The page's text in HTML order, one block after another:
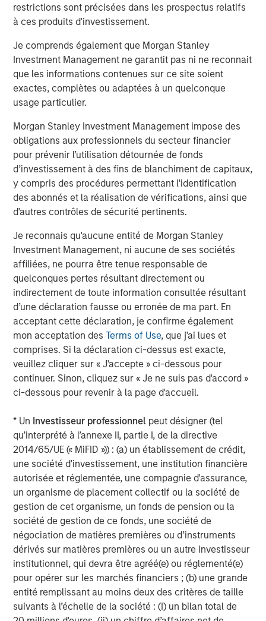
restrictions sont précisées dans les prospectus relatifs
à ces produits d'investissement.
Je comprends également que Morgan Stanley
Investment Management ne garantit pas ni ne reconnait
que les informations contenues sur ce site soient
exactes, complètes ou adaptées à un quelconque
usage particulier.
Morgan Stanley Investment Management impose des
obligations aux professionnels du secteur financier
pour prévenir l’utilisation détournée de fonds
d’investissement à des fins de blanchiment de capitaux,
y compris des procédures permettant l'identification
des abonnés et la réalisation de vérifications, ainsi que
d'autres contrôles de sécurité pertinents.
Je reconnais qu'aucune entité de Morgan Stanley
Investment Management, ni aucune de ses sociétés
affiliées, ne pourra être tenue responsable de
quelconques pertes résultant directement ou
indirectement de toute information consultée résultant
d’une déclaration fausse ou erronée de ma part. En
acceptant cette déclaration, je confirme également
mon acceptation desTerms of Use, que j'ai lues et
comprises. Si la déclaration ci-dessus est exacte,
veuillez cliquer sur « J'accepte » ci-dessous pour
continuer. Sinon, cliquez sur « Je ne suis pas d'accord »
ci-dessous pour revenir à la page d'accueil.
* Un Investisseur professionnel peut désigner (tel
qu’interprété à l’annexe II, partie I, de la directive
2014/65/UE (« MiFID »)) : (a) un établissement de crédit,
une société d'investissement, une institution financière
autorisée et réglementée, une compagnie d'assurance,
un organisme de placement collectif ou la société de
gestion de cet organisme, un fonds de pension ou la
société de gestion de ce fonds, une société de
négociation de matières premières ou d’instruments
dérivés sur matières premières ou un autre investisseur
institutionnel, qui devra être agréé(e) ou réglementé(e)
pour opérer sur les marchés financiers ; (b) une grande
entité remplissant au moins deux des critères de taille
suivants à l’échelle de la société : (I) un bilan total de
ARTICLE
Real Estate Midyear Outlook:
Constructive Amid Fluid Backdrop
The current macroenvironment remains resilient
markets. As inflation and energy prices keep
central banks hawkish, real estate continues to
offer attractive relative value, supported by a
25% repricing, durable income streams, and
constrained supply. In this environment,
diversified portfolios and selective asset-level
investing remain critical.
7 AOÛT 2026
Il ne peut être garanti qu’un portefeuille atteindra son objectif
d’investissement. Les portefeuilles sont soumis au risque de
marché, c’est-à-dire à la possibilité que la valeur des titres
détenus par le portefeuille diminue et que la valeur des actions
du portefeuille soit donc inférieure à celle que vous avez payée.
Les valeurs boursières peuvent varier quotidiennement en
fonction de facteurs économiques ou d’autre nature (par ex.
troubles sociaux) qui ont des répercussions sur les marchés, les
pays, les entreprises ou les gouvernements. Il est difficile de
prévoir le calendrier, la durée et les éventuels effets négatifs
(par ex. liquidité du portefeuille) liés à de tels événements. En
conséquence, ce portefeuille expose l’investisseur à des pertes
potentielles. L’allocation d’actifs/la diversification ne vous
protège pas contre une perte sur un marché particulier ;
cependant, elle vous permet de répartir ce risque entre
différentes catégories d’actifs. En général, la valeur des actions
varie en fonction des activités spécifiques d’une entreprise. Les
investissements sur les marchés étrangers s’accompagnent de
risques spécifiques, notamment des risques de change,
politiques, économiques et de marché. Les risques liés à
l’investissement dansPays émergents sont plus importants que
les risques associés aux investissements dans les pays
développés étrangers.Titres à revenu fixesont assujettis à la
capacité de l’émetteur d’effectuer en temps opportun les
paiements du capital et des intérêts (risque de crédit), aux
variations des taux d’intérêt (risque de taux d’intérêt), à la
solvabilité de l’émetteur et à la liquidité générale du marché
(risque de marché). Dans un contexte dehausse des taux